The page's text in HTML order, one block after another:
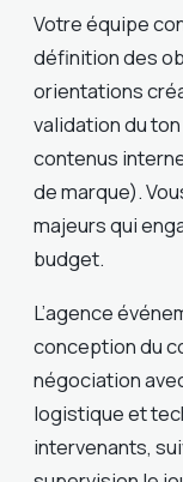
Votre équipe
définition des
orientations
validation du
contenus
de marque).
majeurs qui
budget.
L’agence
conception du
négociation
logistique et
intervenants,